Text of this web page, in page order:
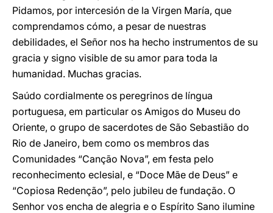
Pidamos, por intercesión de la Virgen María, que
comprendamos cómo, a pesar de nuestras
debilidades, el Señor nos ha hecho instrumentos de su
gracia y signo visible de su amor para toda la
humanidad. Muchas gracias.
Saúdo cordialmente os peregrinos de língua
portuguesa, em particular os Amigos do Museu do
Oriente, o grupo de sacerdotes de São Sebastião do
Rio de Janeiro, bem como os membros das
Comunidades “Canção Nova”, em festa pelo
reconhecimento eclesial, e “Doce Mãe de Deus” e
“Copiosa Redenção”, pelo jubileu de fundação. O
Senhor vos encha de alegria e o Espírito Sano ilumine